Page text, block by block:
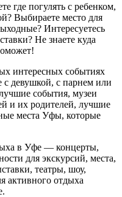
где погулять с ребенком,
Выбираете место для
Интересуетесь
Не знаете куда
интересных событиях
девушкой, с парнем или
события, музеи
и их родителей, лучшие
места Уфы, которые
в Уфе — концерты,
для экскурсий, места,
театры, шоу,
активного отдыха